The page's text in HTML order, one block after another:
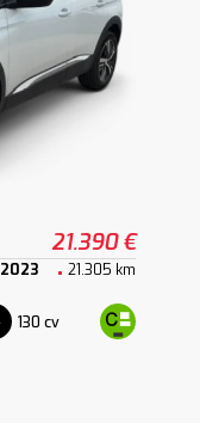
21.390 €
2023 21.305 km
130 cv